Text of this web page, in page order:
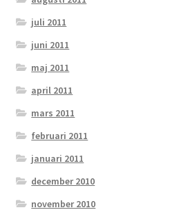
juli 2011
juni 2011
maj 2011
april 2011
mars 2011
februari 2011
januari 2011
december 2010
november 2010